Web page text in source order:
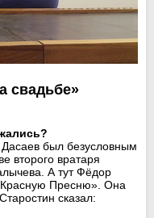
свадьбе»
был безусловным
второго вратаря
А тут Фёдор
Пресню». Она
сказал: